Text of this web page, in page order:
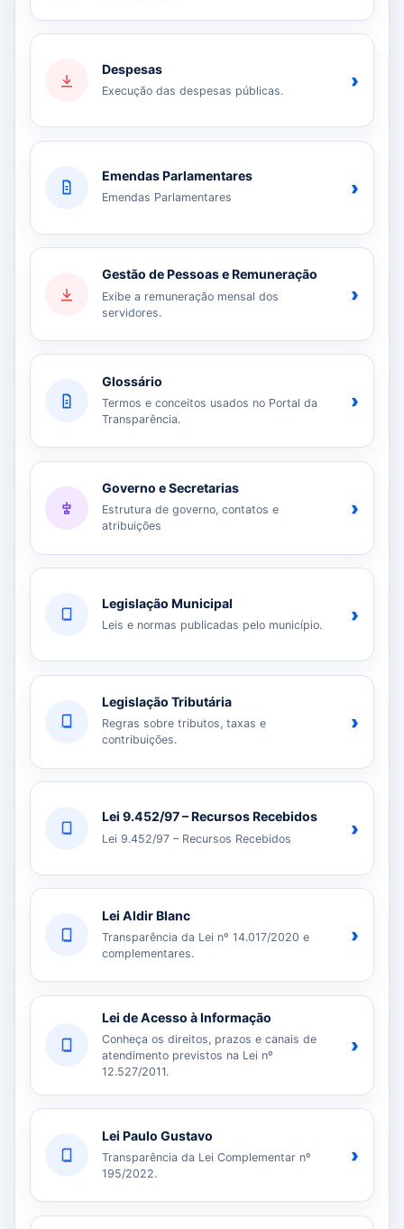
Despesas
Execução das despesas públicas. ›
Emendas Parlamentares
Emendas Parlamentares ›
Gestão de Pessoas e Remuneração
Exibe a remuneração mensal dos
servidores.
›
Glossário
Termos e conceitos usados no Portal da
Transparência.
›
Governo e Secretarias
Estrutura de governo, contatos e
atribuições
›
Legislação Municipal
Leis e normas publicadas pelo município. ›
Legislação Tributária
Regras sobre tributos, taxas e
contribuições.
›
Lei 9.452/97 – Recursos Recebidos
Lei 9.452/97 – Recursos Recebidos ›
Lei Aldir Blanc
Transparência da Lei nº 14.017/2020 e
complementares.
›
Lei de Acesso à Informação
Conheça os direitos, prazos e canais de
atendimento previstos na Lei nº
12.527/2011.
›
Lei Paulo Gustavo
Transparência da Lei Complementar nº
195/2022.
›